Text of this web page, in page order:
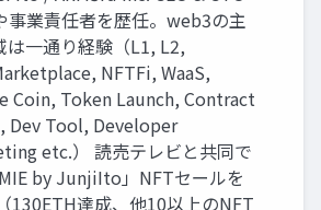
事業責任者を歴任。web3の主
は一通り経験（L1, L2,
NFTFi, WaaS,
Coin, Token Launch, Contract
Dev Tool, Developer
etc.） 読売テレビと共同で
by JunjiIto」NFTセールを
130ETH達成、他10以上のNFT